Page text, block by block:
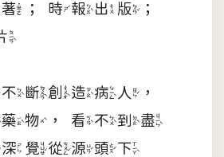
；時報出版；
斷創造病人，
物，看不到盡
覺從源頭下